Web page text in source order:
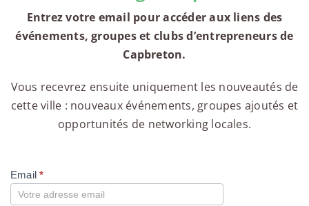
Entrez votre email pour accéder aux liens des
événements, groupes et clubs d’entrepreneurs de
Capbreton.
Vous recevrez ensuite uniquement les nouveautés de
cette ville : nouveaux événements, groupes ajoutés et
opportunités de networking locales.
Compte
Email*